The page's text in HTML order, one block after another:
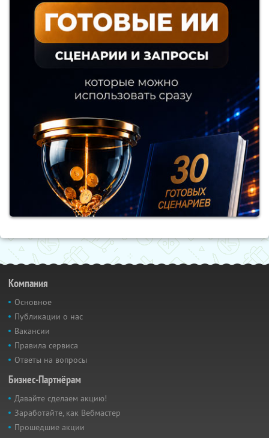
Компания
Основное
Публикации о нас
Вакансии
Правила сервиса
Ответы на вопросы
Бизнес-Партнёрам
Давайте сделаем акцию!
Заработайте, как Вебмастер
Прошедшие акции